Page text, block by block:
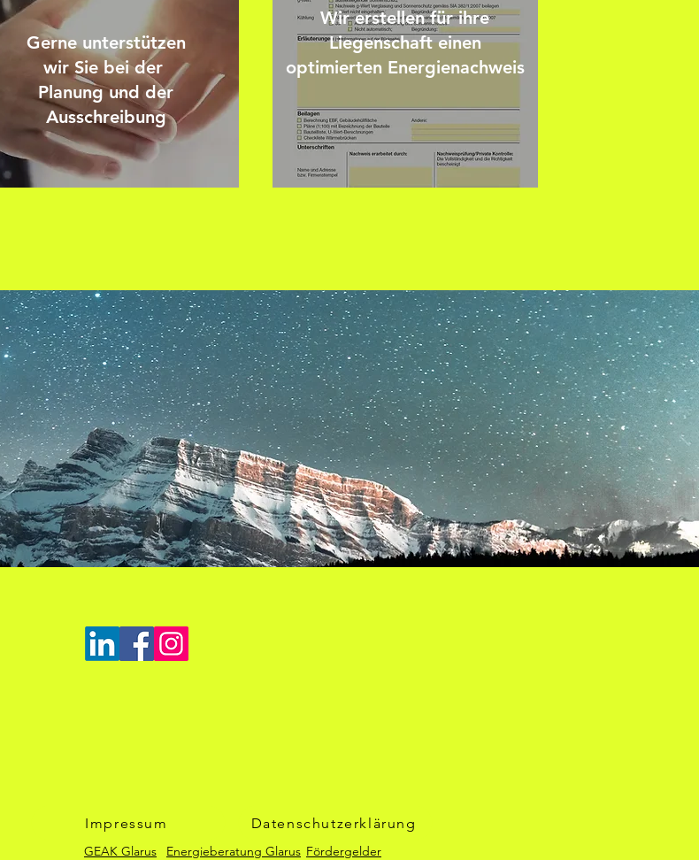
Gerne unterstützen
wir Sie bei der
Planung und der
Ausschreibung
Wir erstellen für ihre
Liegenschaft einen
optimierten Energienachweis
Impressum Datenschutzerklärung
GEAK Glarus Energieberatung Glarus Fördergelder